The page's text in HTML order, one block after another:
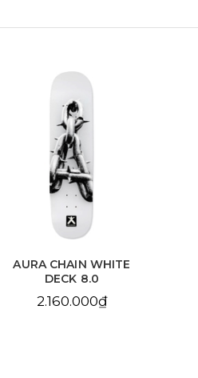
AURA CHAIN WHITE
DECK 8.0
2.160.000₫